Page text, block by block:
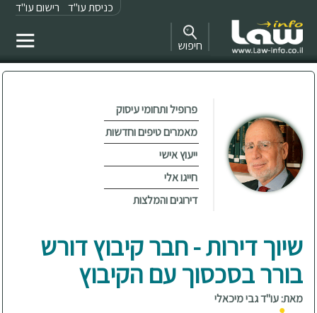
כניסת עו"ד רישום עו"ד
חיפוש
פרופיל ותחומי עיסוק
מאמרים טיפים וחדשות
ייעוץ אישי
חייגו אלי
דירוגים והמלצות
שיוך דירות - חבר קיבוץ דורש
בורר בסכסוך עם הקיבוץ
מאת: עו"ד גבי מיכאלי